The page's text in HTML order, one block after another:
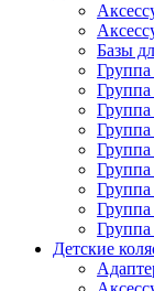
Базы
Группа
Группа
Группа
Группа
Группа
Группа
Группа
Группа
Группа
Детские